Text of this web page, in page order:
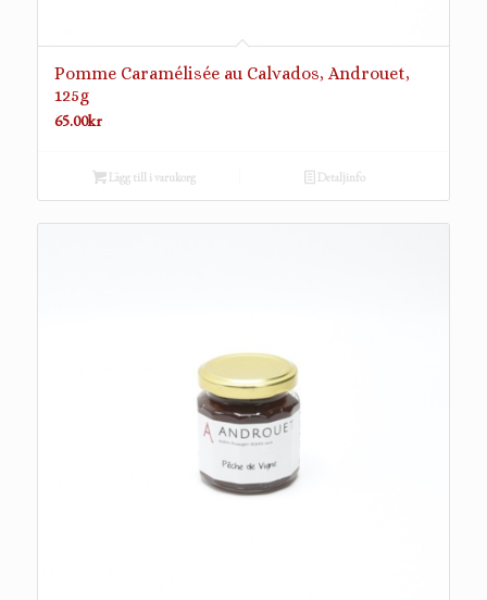
Pomme Caramélisée au Calvados, Androuet,
125g
65.00kr
Lägg till i varukorg Detaljinfo